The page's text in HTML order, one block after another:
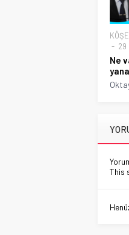
29
Ne
yana
This